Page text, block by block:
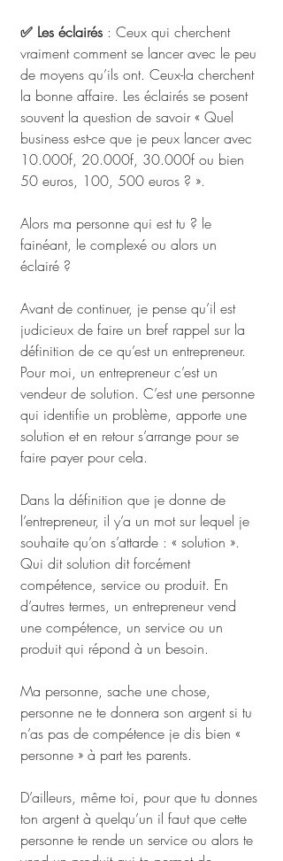
✅ Les éclairés : Ceux qui cherchent
vraiment comment se lancer avec le peu
de moyens qu’ils ont. Ceux-la cherchent
la bonne affaire. Les éclairés se posent
souvent la question de savoir « Quel
business est-ce que je peux lancer avec
10.000f, 20.000f, 30.000f ou bien
50 euros, 100, 500 euros ? ».
Alors ma personne qui est tu ? le
fainéant, le complexé ou alors un
éclairé ?
Avant de continuer, je pense qu’il est
judicieux de faire un bref rappel sur la
définition de ce qu’est un entrepreneur.
Pour moi, un entrepreneur c’est un
vendeur de solution. C’est une personne
qui identifie un problème, apporte une
solution et en retour s’arrange pour se
faire payer pour cela.
Dans la définition que je donne de
l’entrepreneur, il y’a un mot sur lequel je
souhaite qu’on s’attarde : « solution ».
Qui dit solution dit forcément
compétence, service ou produit. En
d’autres termes, un entrepreneur vend
une compétence, un service ou un
produit qui répond à un besoin.
Ma personne, sache une chose,
personne ne te donnera son argent si tu
n’as pas de compétence je dis bien «
personne » à part tes parents.
D’ailleurs, même toi, pour que tu donnes
ton argent à quelqu’un il faut que cette
personne te rende un service ou alors te